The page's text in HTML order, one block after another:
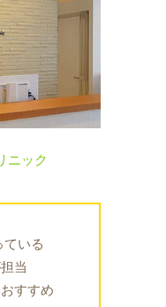
ニック
ている
当
すすめ